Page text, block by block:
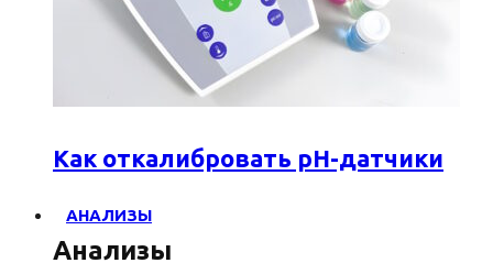
Как откалибровать pH-датчики
АНАЛИЗЫ
Анализы